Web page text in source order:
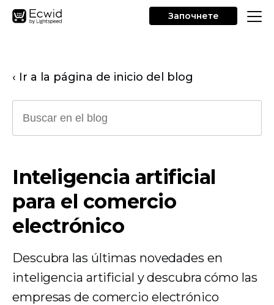
Започнете
‹ Ir a la página de inicio del blog
Inteligencia artificial
para el comercio
electrónico
Descubra las últimas novedades en
inteligencia artificial y descubra cómo las
empresas de comercio electrónico